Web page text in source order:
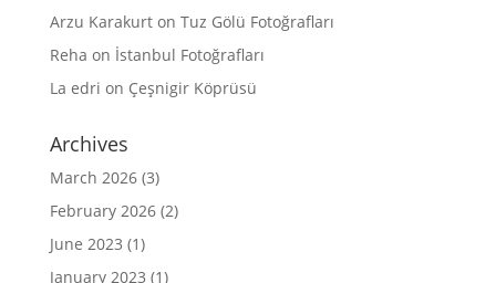
Arzu Karakurton Tuz Gölü Fotoğrafları
Reha on İstanbul Fotoğrafları
La edri on Çeşnigir Köprüsü
Archives
March 2026(3)
February 2026(2)
June 2023 (1)
January 2023 (1)